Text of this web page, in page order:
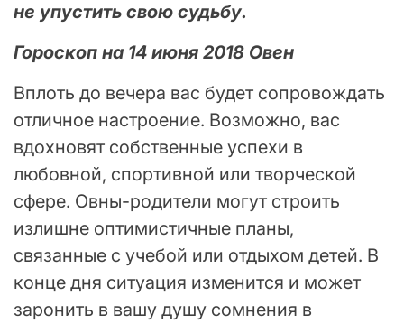
не упустить свою судьбу.
Гороскоп на 14 июня 2018 Овен
Вплоть до вечера вас будет сопровождать
отличное настроение. Возможно, вас
вдохновят собственные успехи в
любовной, спортивной или творческой
сфере. Овны-родители могут строить
излишне оптимистичные планы,
связанные с учебой или отдыхом детей. В
конце дня ситуация изменится и может
заронить в вашу душу сомнения в